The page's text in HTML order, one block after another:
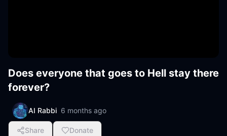
Does everyone that goes to Hell stay there
forever?
AI Rabbi 6 months ago
Share Donate